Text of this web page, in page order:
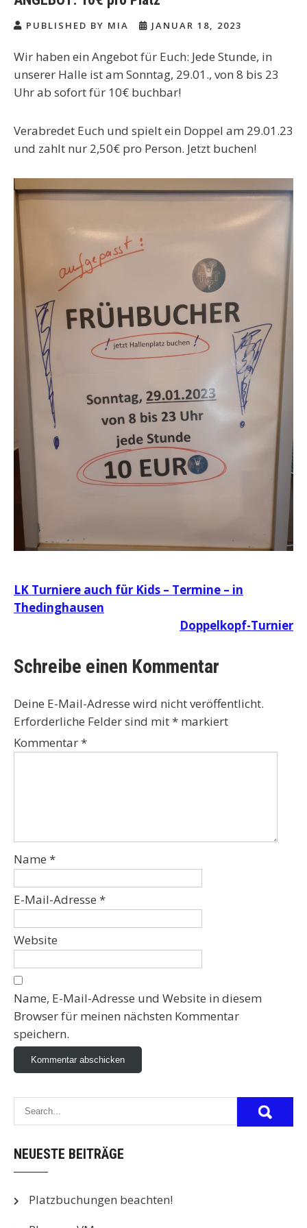
PUBLISHED BY MIA JANUAR 18, 2023
Wir haben ein Angebot für Euch: Jede Stunde, in
unserer Halle ist am Sonntag, 29.01., von 8 bis 23
Uhr ab sofort für 10€ buchbar!
Verabredet Euch und spielt ein Doppel am 29.01.23
und zahlt nur 2,50€ pro Person. Jetzt buchen!
Beitragsnavigation
LK Turniere auch für Kids – Termine – in
Thedinghausen
Doppelkopf-Turnier
Schreibe einen Kommentar
Deine E-Mail-Adresse wird nicht veröffentlicht.
Erforderliche Felder sind mit* markiert
Kommentar*
Name *
E-Mail-Adresse *
Website
Name, E-Mail-Adresse und Website in diesem
Browser für meinen nächsten Kommentar
speichern.
NEUESTE BEITRÄGE
Platzbuchungen beachten!